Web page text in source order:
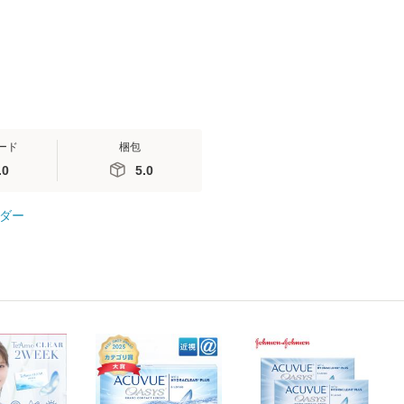
ド 梱包
5.0
ー